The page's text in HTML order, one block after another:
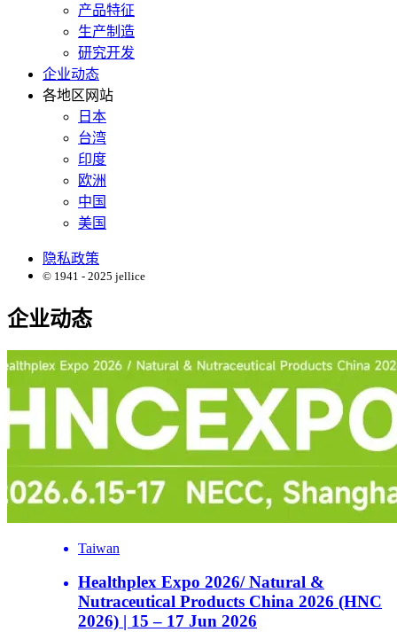
产品特征
生产制造
研究开发
企业动态
各地区网站
日本
台湾
印度
欧洲
中国
美国
隐私政策
© 1941 - 2025 jellice
企业动态
Taiwan
Healthplex Expo 2026/ Natural &
Nutraceutical Products China 2026 (HNC
2026) | 15 – 17 Jun 2026